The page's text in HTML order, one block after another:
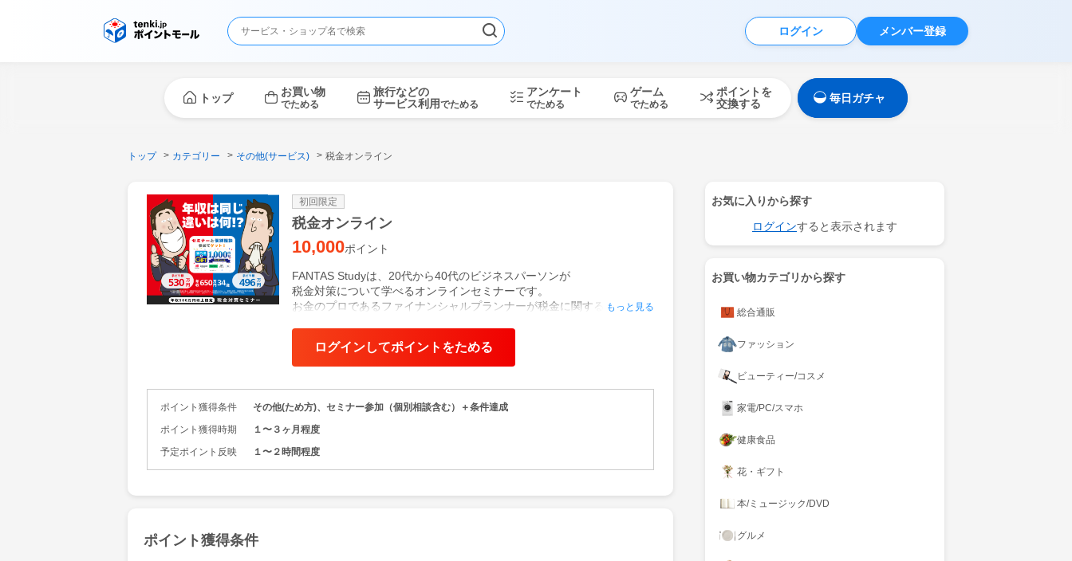
ログイン メンバー登録
トップ お買い物
でためる
旅行などの
サービス利用でためる
アンケート
でためる
ゲーム
でためる
ポイントを
交換する
毎日ガチャ
トップ カテゴリー その他(サービス) 税金オンライン
初回限定
税金オンライン
10,000ポイント
FANTAS Studyは、20代から40代のビジネスパーソンが
税金対策について学べるオンラインセミナーです。
お金のプロであるファイナンシャルプランナーが税金に関する情報や知
セミナーは無料で、PCやスマホから簡単に参加可能です。
もっと見る
ログインしてポイントをためる
ポイント獲得条件
その他(ため方)、セミナー参加（個別相談含む）＋条件達成
ポイント獲得時期
１〜３ヶ月程度
予定ポイント反映
１〜２時間程度
ポイント獲得条件
お気に入りから探す
ログインすると表示されます
お買い物カテゴリから探す
総合通販
ファッション
ビューティー/コスメ
家電/PC/スマホ
健康食品
花・ギフト
本/ミュージック/DVD
グルメ